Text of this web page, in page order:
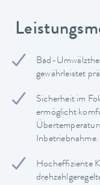
Bad-
gewährleistet
Sicherheit im
ermöglicht
Inbetriebnahme.
Hocheffiziente